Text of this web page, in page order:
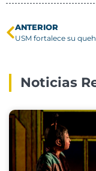
ANTERIOR
Noticias